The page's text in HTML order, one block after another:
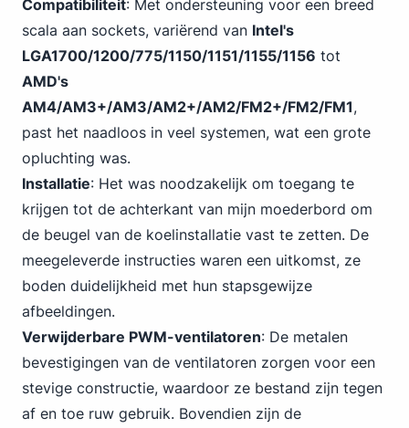
Compatibiliteit: Met ondersteuning voor een breed
scala aan sockets, variërend van Intel's
LGA1700/1200/775/1150/1151/1155/1156 tot
AMD's
AM4/AM3+/AM3/AM2+/AM2/FM2+/FM2/FM1,
past het naadloos in veel systemen, wat een grote
opluchting was.
Installatie: Het was noodzakelijk om toegang te
krijgen tot de achterkant van mijn moederbord om
de beugel van de koelinstallatie vast te zetten. De
meegeleverde instructies waren een uitkomst, ze
boden duidelijkheid met hun stapsgewijze
afbeeldingen.
Verwijderbare PWM-ventilatoren: De metalen
bevestigingen van de ventilatoren zorgen voor een
stevige constructie, waardoor ze bestand zijn tegen
af en toe ruw gebruik. Bovendien zijn de